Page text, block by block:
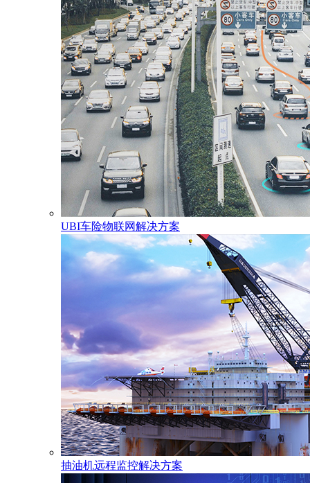
UBI车险物联网解决方案
抽油机远程监控解决方案